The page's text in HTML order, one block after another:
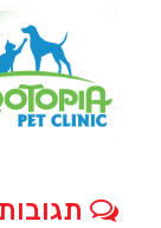
תגובות